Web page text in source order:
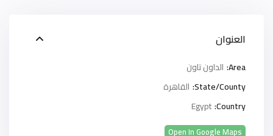
العنوان
Area: الداون تاون
State/County: القاهرة
Country:
Egypt
Open In Google Maps